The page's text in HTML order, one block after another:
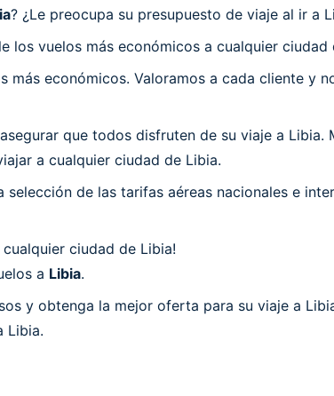
? ¿Le preocupa su presupuesto de viaje al ir a
los vuelos más económicos a cualquier ciudad
económicos. Valoramos a cada cliente y
que todos disfruten de su viaje a
a cualquier ciudad de Libia.
de las tarifas aéreas nacionales e
ciudad de Libia!
a Libia.
y obtenga la mejor oferta para su viaje a
Libia.